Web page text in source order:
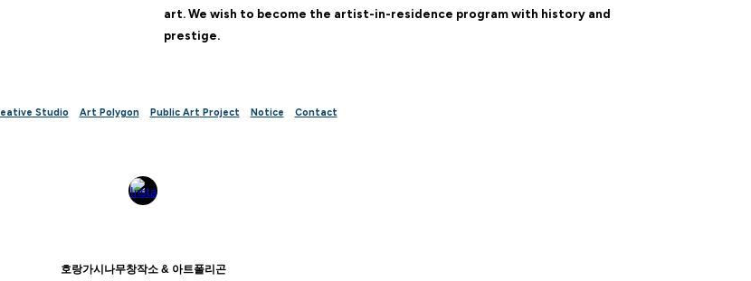
art. We wish to become the artist-in-residence program with history and
prestige.
Studio Art Polygon Public Art Project Notice Contact
호랑가시나무창작소 & 아트폴리곤